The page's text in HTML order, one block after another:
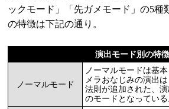
ックモード」「先ガメモード」の5種
の特徴は下記の通り。
演出モード別の特徴
ノーマルモード
ノーマルモードは基
メラおなじみの演出
法則が追加された、
のモードとなっている